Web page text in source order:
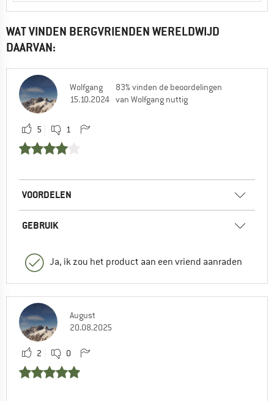
WAT VINDEN BERGVRIENDEN WERELDWIJD
DAARVAN:
Wolfgang
15.10.2024
83% vinden de beoordelingen
van Wolfgang nuttig
5 1
VOORDELEN
GEBRUIK
Ja, ik zou het product aan een vriend aanraden
August
20.08.2025
2 0